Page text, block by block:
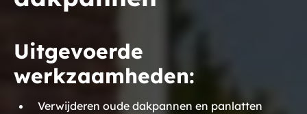
Uitgevoerde
werkzaamheden:
Verwijderen oude dakpannen en panlatten